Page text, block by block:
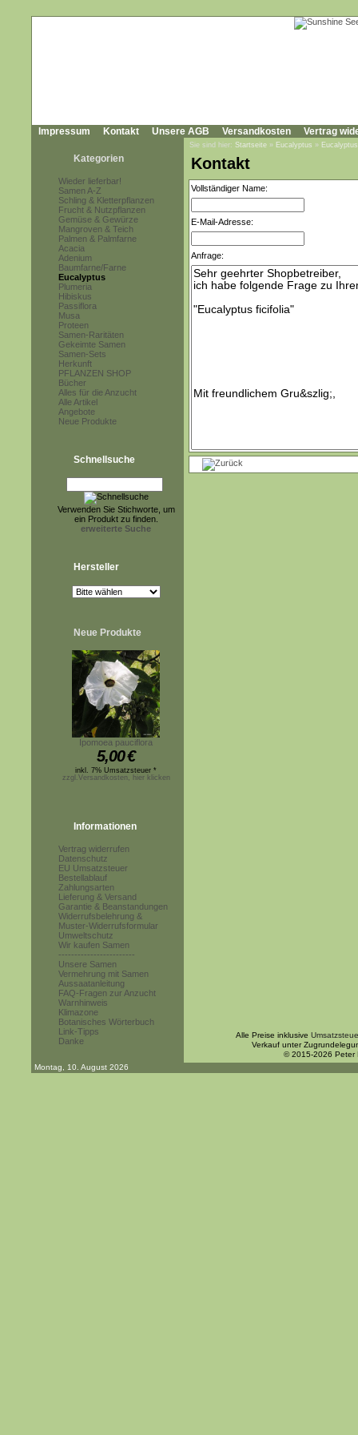
Impressum Kontakt Unsere AGB Versandkosten Vertrag
Kategorien
Wieder lieferbar!
Samen A-Z
Schling & Kletterpflanzen
Frucht & Nutzpflanzen
Gemüse & Gewürze
Mangroven & Teich
Palmen & Palmfarne
Acacia
Adenium
Baumfarne/Farne
Eucalyptus
Plumeria
Hibiskus
Passiflora
Musa
Proteen
Samen-Raritäten
Gekeimte Samen
Samen-Sets
Herkunft
PFLANZEN SHOP
Bücher
Alles für die Anzucht
Alle Artikel
Angebote
Neue Produkte
Schnellsuche
Verwenden Sie Stichworte, um
ein Produkt zu finden.
erweiterte Suche
Hersteller
Neue Produkte
Ipomoea pauciflora
5,00€
inkl. 7% Umsatzsteuer *
zzgl.Versandkosten, hier klicken
Informationen
Vertrag widerrufen
Datenschutz
EU Umsatzsteuer
Bestellablauf
Zahlungsarten
Lieferung & Versand
Garantie & Beanstandungen
Widerrufsbelehrung &
Muster-Widerrufsformular
Umweltschutz
Wir kaufen Samen
------------------------
Unsere Samen
Vermehrung mit Samen
Aussaatanleitung
FAQ-Fragen zur Anzucht
Warnhinweis
Klimazone
Botanisches Wörterbuch
Link-Tipps
Danke
Sie sind hier: Startseite » Eucalyptus »
Kontakt
Vollständiger Name:
E-Mail-Adresse:
Anfrage:
Alle Preise inklusive
Verkauf unter
© 2015-2026 Peter
Montag, 10. August 2026